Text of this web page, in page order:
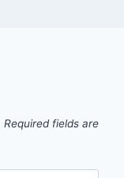
Required fields are